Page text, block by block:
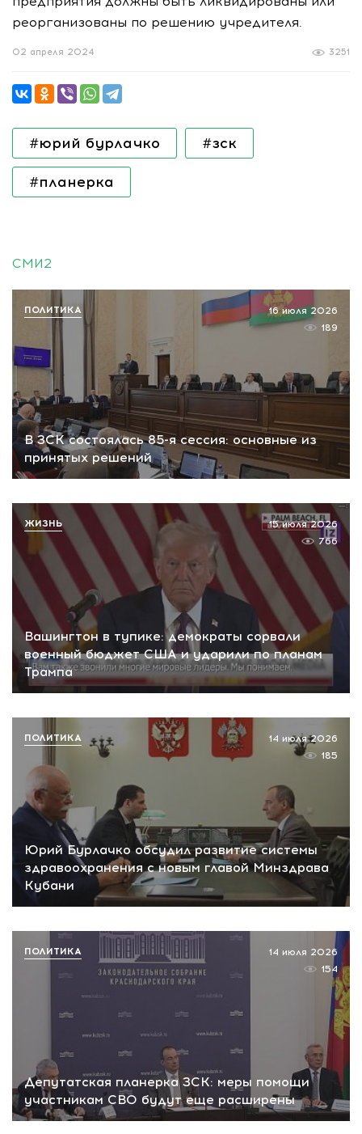
реорганизованы по решению учредителя.
3251
02 апреля 2024
#юрий бурлачко #зск
#планерка
СМИ2
В ЗСК состоялась 85-я сессия: основные из
принятых решений
16 июля 2026
189
ПОЛИТИКА
Вашингтон в тупике: демократы сорвали
военный бюджет США и ударили по планам
Трампа
15 июля 2026
766
ЖИЗНЬ
Юрий Бурлачко обсудил развитие системы
здравоохранения с новым главой Минздрава
Кубани
14 июля 2026
185
ПОЛИТИКА
Депутатская планерка ЗСК: меры помощи
участникам СВО будут еще расширены
14 июля 2026
154
ПОЛИТИКА